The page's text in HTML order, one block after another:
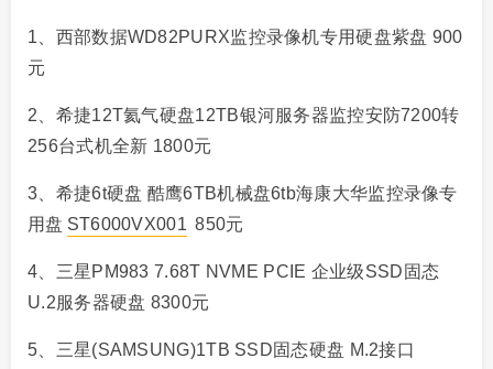
1、西部数据WD82PURX监控录像机专用硬盘紫盘 900
元
2、希捷12T氦气硬盘12TB银河服务器监控安防7200转
256台式机全新 1800元
3、希捷6t硬盘 酷鹰6TB机械盘6tb海康大华监控录像专
用盘 ST6000VX001 850元
4、三星PM983 7.68T NVME PCIE 企业级SSD固态
U.2服务器硬盘 8300元
5、三星(SAMSUNG)1TB SSD固态硬盘 M.2接口